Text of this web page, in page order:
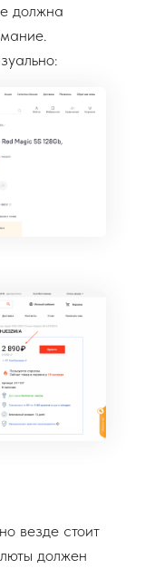
должна
везде стоит
должен